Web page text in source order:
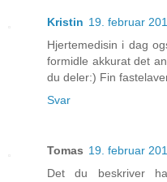
Kristin 19. februar
Hjertemedisin i dag
formidle akkurat det
du deler:) Fin
Svar
Tomas 19. februar
Det du beskriver